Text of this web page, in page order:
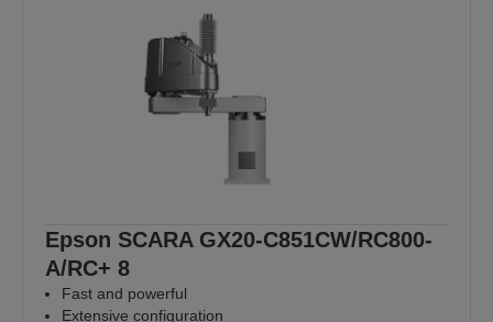
Epson SCARA GX20-C851CW/RC800-
A/RC+ 8
Fast and powerful
Extensive configuration